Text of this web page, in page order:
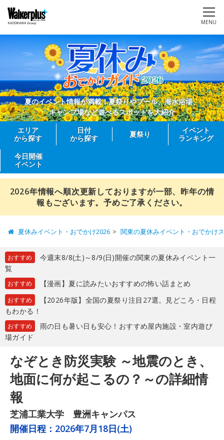
MENU
夏のイベント情報が満載！夏祭りやプール、海水浴場、
キャンプ場など遊べるスポットを大紹介
エリア
から探す
日付
から探す
夏祭り
イベント
ランキング
今日開催
イベント
2026年情報へ順次更新しておりますが一部、昨年の情
報もございます。予めご了承ください。
夏休みイベント・おでかけ2026 関東の夏休みイベント・おでかけ
おすすめ
今週末8/8(土)～8/9(日)開催の関東の夏休みイベント一
覧
おすすめ 【漫画】夏に読みたいおすすめの怖い話まとめ
おすすめ
【2026年版】全国の夏祭り注目27選。見どころ・日程
もわかる！
おすすめ
雨の日も暑い日も安心！おすすめ屋内施設・室内遊び
場ガイド
なぞとき防災実験 ～地震のとき、
地面に何が起こるの？～の詳細情
報
芝浦工業大学 豊洲キャンパス
開催日程： 2026年7月18日(土)